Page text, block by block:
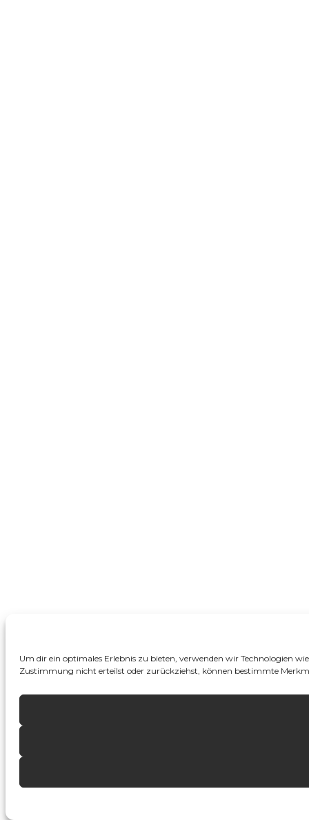
Um dir ein optimales Erlebnis zu bieten, verwenden wir Technologien
Zustimmung nicht erteilst oder zurückziehst, können bestimmte